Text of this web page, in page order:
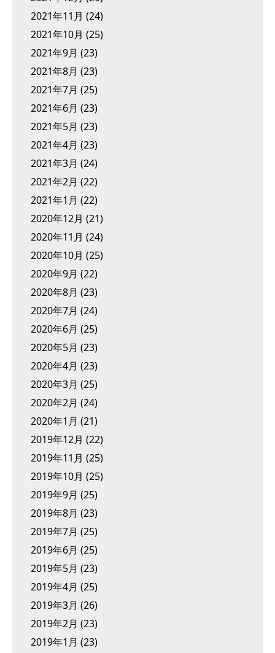
2021年11月 (24)
2021年10月 (25)
2021年9月 (23)
2021年8月 (23)
2021年7月 (25)
2021年6月 (23)
2021年5月 (23)
2021年4月 (23)
2021年3月 (24)
2021年2月 (22)
2021年1月 (22)
2020年12月 (21)
2020年11月 (24)
2020年10月 (25)
2020年9月 (22)
2020年8月 (23)
2020年7月 (24)
2020年6月 (25)
2020年5月 (23)
2020年4月 (23)
2020年3月 (25)
2020年2月 (24)
2020年1月 (21)
2019年12月 (22)
2019年11月 (25)
2019年10月 (25)
2019年9月 (25)
2019年8月 (23)
2019年7月 (25)
2019年6月 (25)
2019年5月 (23)
2019年4月 (25)
2019年3月 (26)
2019年2月 (23)
2019年1月 (23)